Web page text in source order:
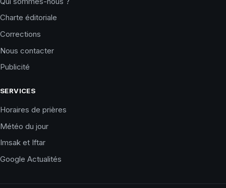
Charte éditoriale
Corrections
Nous contacter
Publicité
SERVICES
Horaires de prières
Météo du jour
Imsak et Iftar
Google Actualités